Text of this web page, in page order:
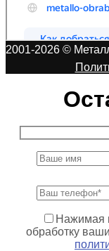
2001-2026 ©
Нажимая
обработку